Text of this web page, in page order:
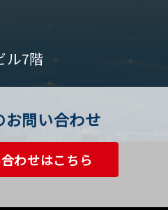
ル7階
お問い合わせ
わせはこちら